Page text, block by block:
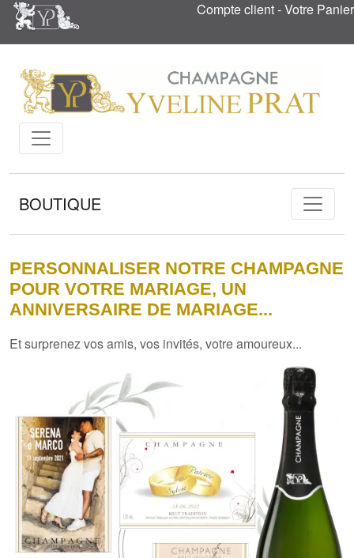
Compte client-Votre Panier
BOUTIQUE
PERSONNALISER NOTRE CHAMPAGNE
POUR VOTRE MARIAGE, UN
ANNIVERSAIRE DE MARIAGE...
Et surprenez vos amis, vos invités, votre amoureux...